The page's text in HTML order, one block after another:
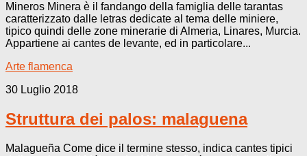
Mineros Minera è il fandango della famiglia delle tarantas
caratterizzato dalle letras dedicate al tema delle miniere,
tipico quindi delle zone minerarie di Almeria, Linares, Murcia.
Appartiene ai cantes de levante, ed in particolare...
Arte flamenca
30 Luglio 2018
Struttura dei palos: malaguena
Malagueña Come dice il termine stesso, indica cantes tipici